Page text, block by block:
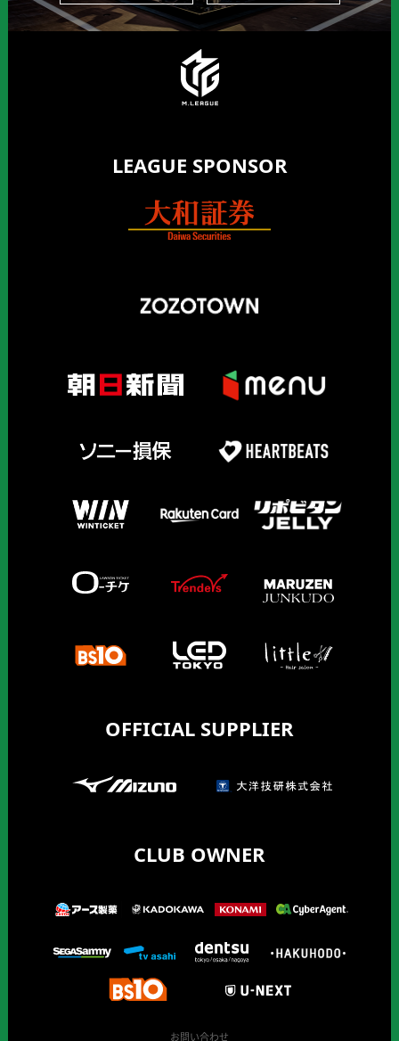
LEAGUE SPONSOR
OFFICIAL SUPPLIER
CLUB OWNER
お問い合わせ